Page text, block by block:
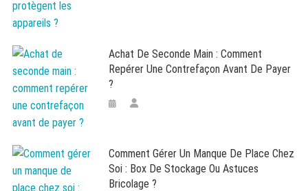
Achat De Seconde Main : Comment
Repérer Une Contrefaçon Avant De Payer
?
Comment Gérer Un Manque De Place Chez
Soi : Box De Stockage Ou Astuces
Bricolage ?